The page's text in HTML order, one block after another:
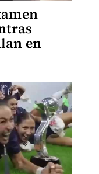
en